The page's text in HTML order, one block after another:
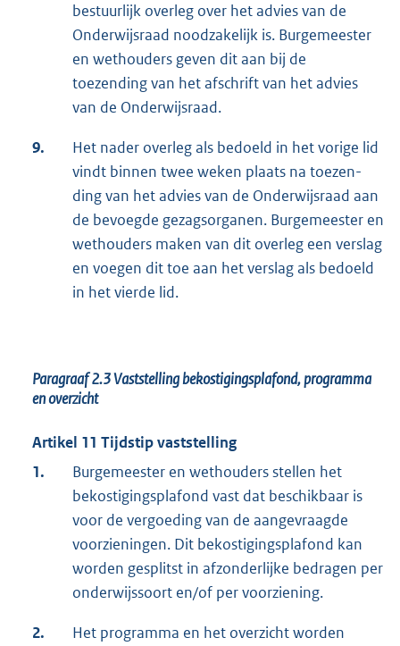
bestuurlijk overleg over het advies van de
Onderwijsraad noodzakelijk is. Burgemeester
en wet­hou­ders geven dit aan bij de
toezending van het afschrift van het advies
van de On­derwijs­raad.
9.
Het nader overleg als bedoeld in het vorige lid
vindt binnen twee weken plaats na toezen­
ding van het advies van de Onderwijsraad aan
de bevoegde gezagsorganen. Burge­meester en
wethouders maken van dit overleg een verslag
en voegen dit toe aan het ver­slag als bedoeld
in het vierde lid.
Paragraaf 2.3Vaststelling bekostigingsplafond, programma
en overzicht
Artikel 11 Tijdstip vaststelling
1.
Burgemeester en wethouders stellen het
bekostigingsplafond vast dat beschikbaar is
voor de vergoeding van de aangevraagde
voorzieningen. Dit bekostigingsplafond kan
worden gesplitst in afzonderlijke bedragen per
onderwijssoort en/of per voorziening.
2. Het programma en het overzicht worden